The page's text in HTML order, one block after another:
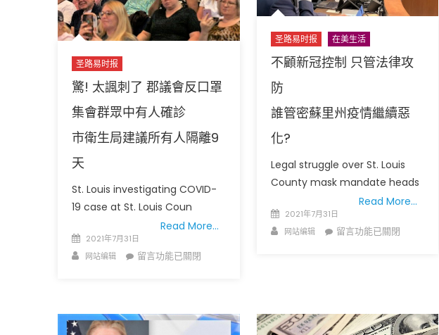
圣路易时报
驚! 太諷刺了 郡議會反口罩
集會群眾中有人確診
市衛生局建議所有人隔離9
天
St. Louis investigating COVID-
19 case at St. Louis Coun
Read More…
Posted
on
2021年7月31日
Author
网站编辑
在
刺
留言功能已關閉
圣路易时报 在美生活
不顧新冠控制 只管法律攻
防
誰管密蘇里州疫情繼續惡
化?
Legal struggle over St. Louis
County mask mandate heads
Read More…
Posted
on
2021年7月31日
Author
网站编辑
在
制
留言功能已關閉
圣路易时报广告
免费健康检查 无需预约 免费赠送血压计供符合
条件者使用 欢迎参加索取! 4月18日星期六 上午
9点至中午 Grace UM Church